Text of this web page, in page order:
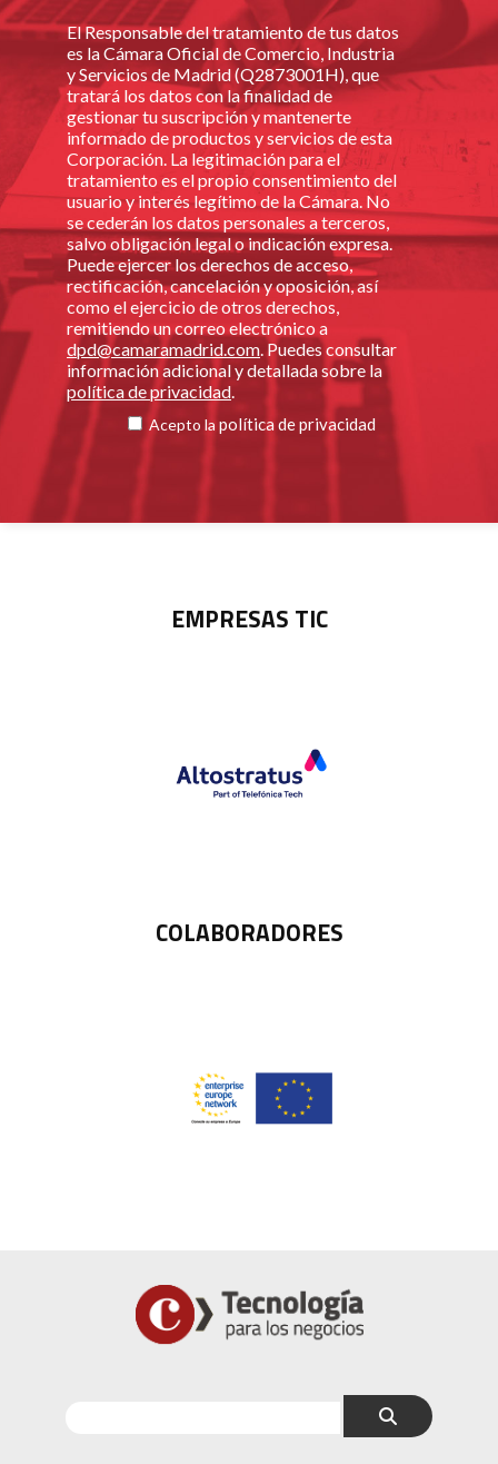
El Responsable del tratamiento de tus datos
es la Cámara Oficial de Comercio, Industria
y Servicios de Madrid (Q2873001H), que
tratará los datos con la finalidad de
gestionar tu suscripción y mantenerte
informado de productos y servicios de esta
Corporación. La legitimación para el
tratamiento es el propio consentimiento del
usuario y interés legítimo de la Cámara. No
se cederán los datos personales a terceros,
salvo obligación legal o indicación expresa.
Puede ejercer los derechos de acceso,
rectificación, cancelación y oposición, así
como el ejercicio de otros derechos,
remitiendo un correo electrónico a
dpd@camaramadrid.com. Puedes consultar
información adicional y detallada sobre la
política de privacidad.
Acepto la política de privacidad
EMPRESAS TIC
COLABORADORES